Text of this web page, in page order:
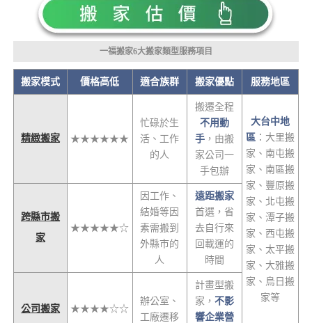
一福搬家6大搬家類型服務項目
搬家模式 價格高低 適合族群 搬家優點 服務地區
精緻搬家 ★★★★★★
忙碌於生
活、工作
的人
搬遷全程
不用動
手，由搬
家公司一
手包辦
大台中地
區：大里搬
家、南屯搬
家、南區搬
家、豐原搬
家、北屯搬
家、潭子搬
家、西屯搬
家、太平搬
家、大雅搬
家、烏日搬
家等
跨縣市搬
家
★★★★★☆
因工作、
結婚等因
素需搬到
外縣市的
人
遠距搬家
首選，省
去自行來
回載運的
時間
公司搬家 ★★★★☆☆
辦公室、
工廠遷移
計畫型搬
家， 不影
響企業營